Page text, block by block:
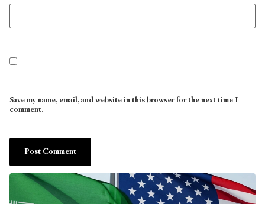
Save my name, email, and website in this browser for the next time I
comment.